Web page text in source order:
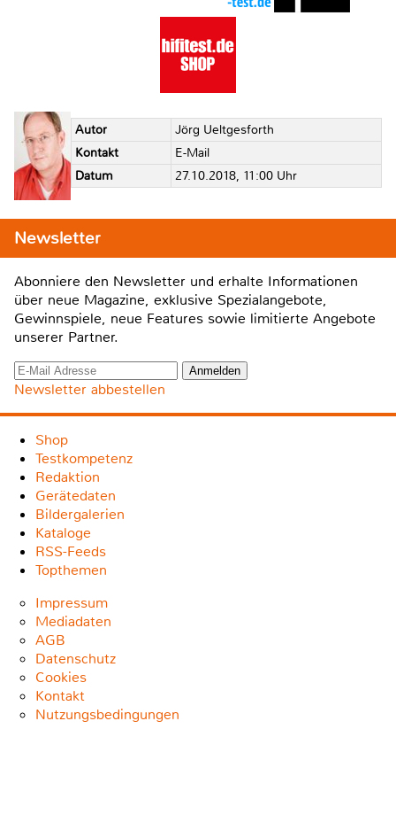
Autor
Jörg Ueltgesforth
Kontakt
E-Mail
Datum
27.10.2018, 11:00 Uhr
Newsletter
Abonniere den Newsletter und erhalte Informationen
über neue Magazine, exklusive Spezialangebote,
Gewinnspiele, neue Features sowie limitierte Angebote
unserer Partner.
Newsletter abbestellen
Shop
Testkompetenz
Redaktion
Gerätedaten
Bildergalerien
Kataloge
RSS-Feeds
Topthemen
Impressum
Mediadaten
AGB
Datenschutz
Cookies
Kontakt
Nutzungsbedingungen